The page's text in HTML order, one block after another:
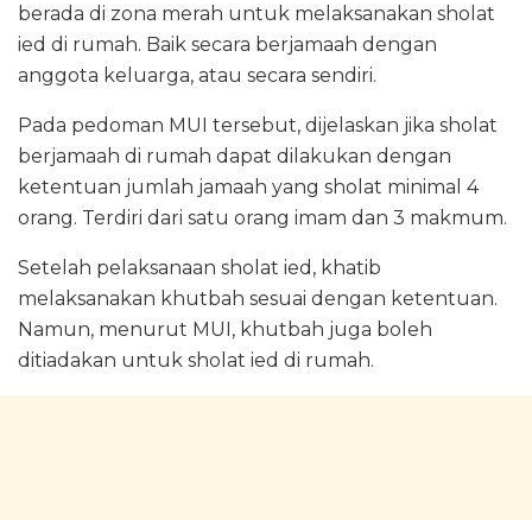
berada di zona merah untuk melaksanakan sholat
ied di rumah. Baik secara berjamaah dengan
anggota keluarga, atau secara sendiri.
Pada pedoman MUI tersebut, dijelaskan jika sholat
berjamaah di rumah dapat dilakukan dengan
ketentuan jumlah jamaah yang sholat minimal 4
orang. Terdiri dari satu orang imam dan 3 makmum.
Setelah pelaksanaan sholat ied, khatib
melaksanakan khutbah sesuai dengan ketentuan.
Namun, menurut MUI, khutbah juga boleh
ditiadakan untuk sholat ied di rumah.